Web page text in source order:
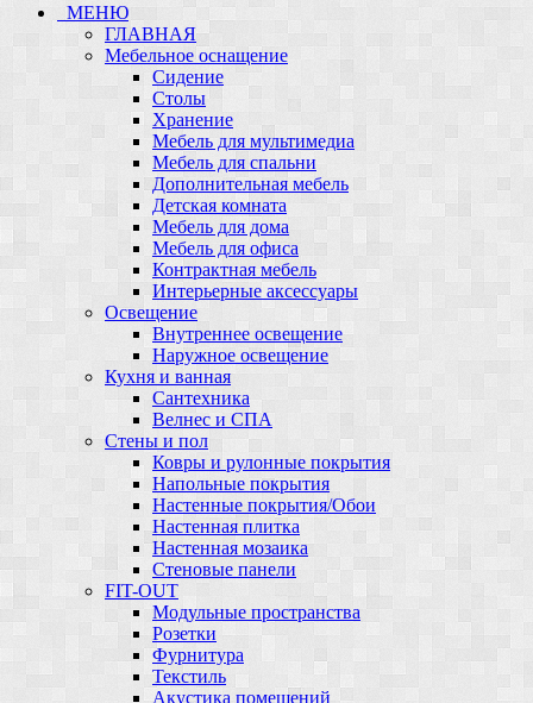
МЕНЮ
ГЛАВНАЯ
Мебельное оснащение
Сидение
Столы
Хранение
Мебель для мультимедиа
Мебель для спальни
Дополнительная мебель
Детская комната
Мебель для дома
Мебель для офиса
Контрактная мебель
Интерьерные аксессуары
Освещение
Внутреннее освещение
Наружное освещение
Кухня и ванная
Сантехника
Велнес и СПА
Стены и пол
Ковры и рулонные покрытия
Напольные покрытия
Настенные покрытия/Обои
Настенная плитка
Настенная мозаика
Стеновые панели
FIT-OUT
Модульные пространства
Розетки
Фурнитура
Текстиль
Акустика помещений